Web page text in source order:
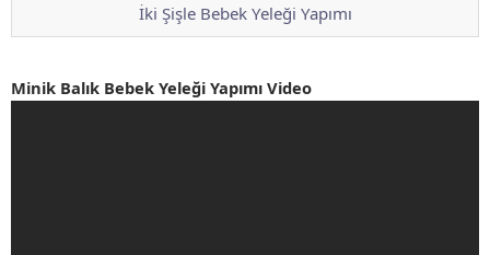
İki Şişle Bebek Yeleği Yapımı
Minik Balık Bebek Yeleği Yapımı Video